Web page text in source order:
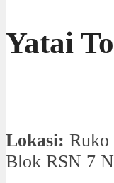
Yatai
Lokasi: Ruko
Blok RSN 7